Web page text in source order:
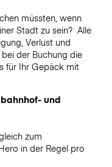
müssten, wenn
Stadt zu sein? Alle
Verlust und
der Buchung die
für Ihr Gepäck mit
und
zum
in der Regel pro